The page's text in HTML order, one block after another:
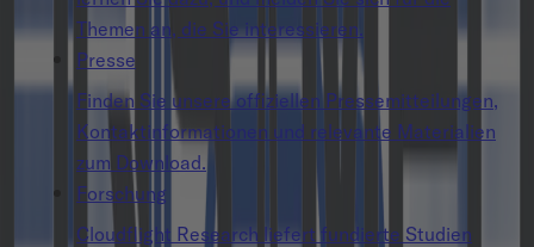
Themen an, die Sie interessieren.
Presse
Finden Sie unsere offiziellen Pressemitteilungen,
Kontaktinformationen und relevante Materialien
zum Download.
Forschung
Cloudflight Research liefert fundierte Studien